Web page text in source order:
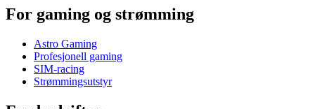
For gaming og strømming
Astro Gaming
Profesjonell gaming
SIM-racing
Strømmingsutstyr